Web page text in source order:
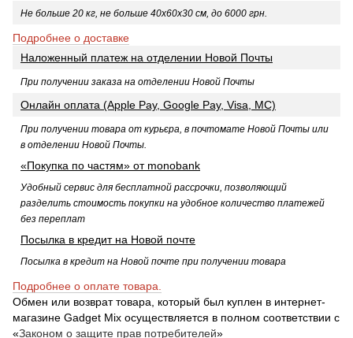
Не больше 20 кг, не больше 40х60х30 см, до 6000 грн.
Подробнее о доставке
Наложенный платеж на отделении Новой Почты
При получении заказа на отделении Новой Почты
Онлайн оплата (Apple Pay, Google Pay, Visa, MC)
При получении товара от курьєра, в почтомате Новой Почты или
в отделении Новой Почты.
«Покупка по частям» от monobank
Удобный сервис для бесплатной рассрочки, позволяющий
разделить стоимость покупки на удобное количество платежей
без переплат
Посылка в кредит на Новой почте
Посылка в кредит на Новой почте при получении товара
Подробнее о оплате товара.
Обмен или возврат товара, который был куплен в интернет-
магазине Gadget Mix осуществляется в полном соответствии с
«Законом о защите прав потребителей»